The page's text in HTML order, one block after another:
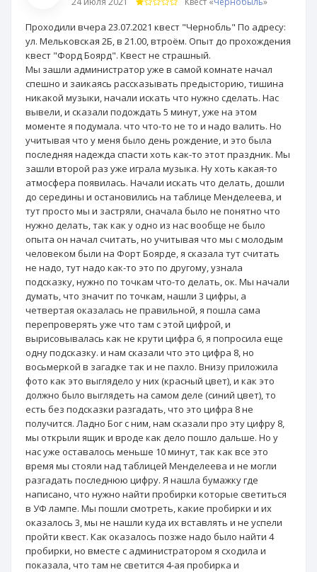
Проходили вчера 23.07.2021 квест "Чернобль" По адресу:
ул. Мельковская 2Б, в 21.00, втроём. Опыт до прохождения
квест "Форд Боярд". Квест не страшный.
Мы зашли администратор уже в самой комнате начал
спешно и заикаясь рассказывать предысторию, тишина
никакой музыки, начали искать что нужно сделать. Нас
вывели, и сказали подождать 5 минут, уже на этом
моменте я подумала. что что-то не то и надо валить. Но
учитывая что у меня было день рождение, и это была
последняя надежда спасти хоть как-то этот праздник. Мы
зашли второй раз уже играла музыка. Ну хоть какая-то
атмосфера появилась. Начали искать что делать, дошли
до середины и остановились на таблице Менделеева, и
тут просто мы и застряли, сначала было не понятно что
нужно делать, так как у одно из нас вообще не было
опыта он начал считать, но учитывая что мы с молодым
человеком были на Форт Боярде, я сказала тут считать
не надо, тут надо как-то это по другому, узнала
подсказку, нужно по точкам что-то делать, ок. Мы начали
думать, что значит по точкам, нашли 3 цифры, а
четвертая оказалась не правильной, я пошла сама
перепроверять уже что там с этой цифрой, и
вырисовывалась как не крути цифра 6, я попросила еще
одну подсказку. и нам сказали что это цифра 8, но
восьмеркой в загадке так и не пахло. Внизу приложила
фото как это выглядело у них (красный цвет), и как это
должно было выглядеть на самом деле (синий цвет), то
есть без подсказки разгадать, что это цифра 8 не
получится. Ладно Бог с ним, нам сказали про эту цифру 8,
мы открыли ящик и вроде как дело пошло дальше. Но у
нас уже оставалось меньше 10 минут, так как все это
время мы стояли над таблицей Менделеева и не могли
разгадать последнюю цифру. Я нашла бумажку где
написано, что нужно найти пробирки которые светиться
в УФ лампе. Мы пошли смотреть, какие пробирки и их
оказалось 3, мы не нашли куда их вставлять и не успели
пройти квест. Как оказалось позже надо было найти 4
пробирки, но вместе с администратором я сходила и
показала, что там не светится 4-ая пробирка и